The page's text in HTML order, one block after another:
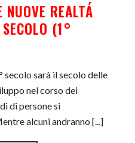
REALTÁ
(1°
sarà il secolo delle
nel corso dei
di persone si
alcuni andranno [...]